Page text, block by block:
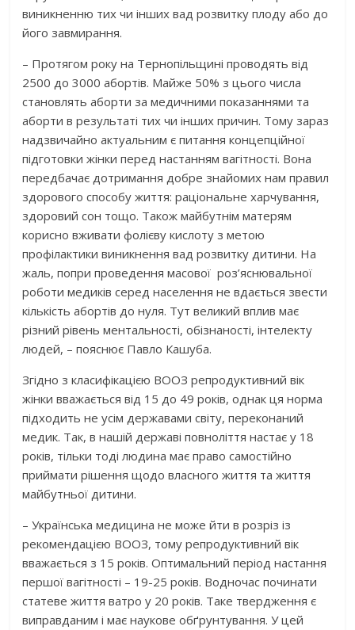
виникненню тих чи інших вад розвитку плоду або до
його завмирання.
– Протягом року на Тернопільщині проводять від
2500 до 3000 абортів. Майже 50% з цього числа
становлять аборти за медичними показаннями та
аборти в результаті тих чи інших причин. Тому зараз
надзвичайно актуальним є питання концепційної
підготовки жінки перед настанням вагітності. Вона
передбачає дотримання добре знайомих нам правил
здорового способу життя: раціональне харчування,
здоровий сон тощо. Також майбутнім матерям
корисно вживати фолієву кислоту з метою
профілактики виникнення вад розвитку дитини. На
жаль, попри проведення масової роз’яснювальної
роботи медиків серед населення не вдається звести
кількість абортів до нуля. Тут великий вплив має
різний рівень ментальності, обізнаності, інтелекту
людей, – пояснює Павло Кашуба.
Згідно з класифікацією ВООЗ репродуктивний вік
жінки вважається від 15 до 49 років, однак ця норма
підходить не усім державами світу, переконаний
медик. Так, в нашій державі повноліття настає у 18
років, тільки тоді людина має право самостійно
приймати рішення щодо власного життя та життя
майбутньої дитини.
– Українська медицина не може йти в розріз із
рекомендацією ВООЗ, тому репродуктивний вік
вважається з 15 років. Оптимальний період настання
першої вагітності – 19-25 років. Водночас починати
статеве життя ватро у 20 років. Таке твердження є
виправданим і має наукове обґрунтування. У цей